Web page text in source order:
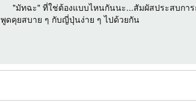
"มัทฉะ" ที่ใช่ต้องแบบไหนกันนะ...สัมผัสประสบกา
พูดคุยสบาย ๆ กับญี่ปุ่นง่าย ๆ ไปด้วยกัน